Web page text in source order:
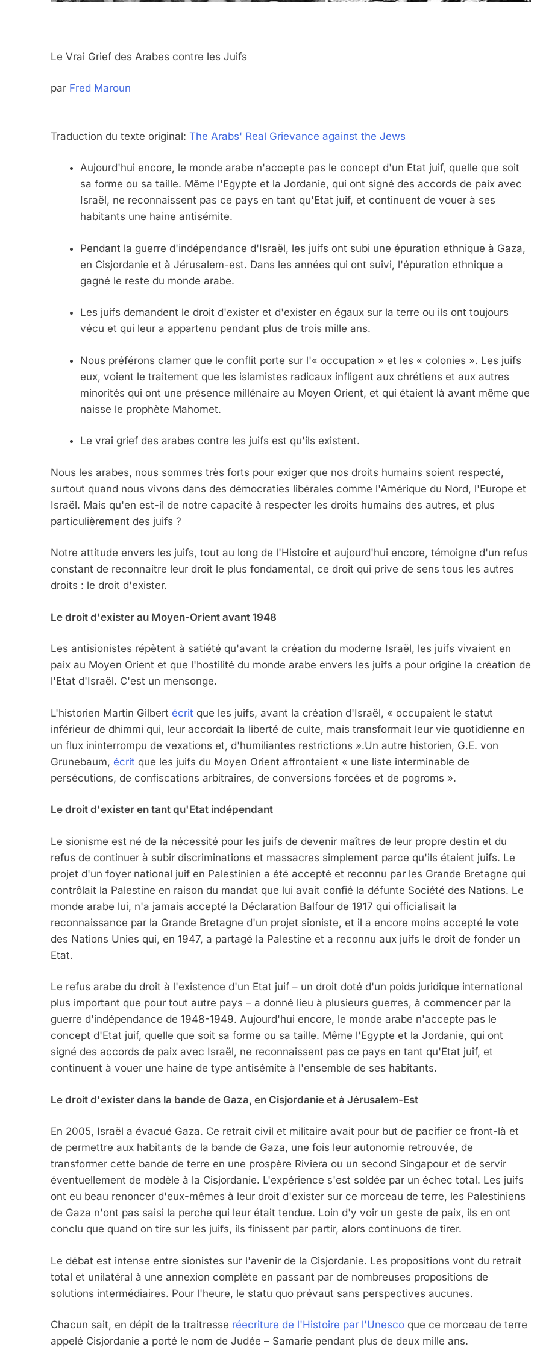
Le Vrai Grief des Arabes contre les Juifs
par Fred Maroun
Traduction du texte original: The Arabs' Real Grievance against the Jews
Aujourd'hui encore, le monde arabe n'accepte pas le concept d'un Etat juif, quelle que soit
sa forme ou sa taille. Même l'Egypte et la Jordanie, qui ont signé des accords de paix avec
Israël, ne reconnaissent pas ce pays en tant qu'Etat juif, et continuent de vouer à ses
habitants une haine antisémite.
Pendant la guerre d'indépendance d'Israël, les juifs ont subi une épuration ethnique à Gaza,
en Cisjordanie et à Jérusalem-est. Dans les années qui ont suivi, l'épuration ethnique a
gagné le reste du monde arabe.
Les juifs demandent le droit d'exister et d'exister en égaux sur la terre ou ils ont toujours
vécu et qui leur a appartenu pendant plus de trois mille ans.
Nous préférons clamer que le conflit porte sur l'« occupation » et les « colonies ». Les juifs
eux, voient le traitement que les islamistes radicaux infligent aux chrétiens et aux autres
minorités qui ont une présence millénaire au Moyen Orient, et qui étaient là avant même que
naisse le prophète Mahomet.
Le vrai grief des arabes contre les juifs est qu'ils existent.
Nous les arabes, nous sommes très forts pour exiger que nos droits humains soient respecté,
surtout quand nous vivons dans des démocraties libérales comme l'Amérique du Nord, l'Europe et
Israël. Mais qu'en est-il de notre capacité à respecter les droits humains des autres, et plus
particulièrement des juifs ?
Notre attitude envers les juifs, tout au long de l'Histoire et aujourd'hui encore, témoigne d'un refus
constant de reconnaitre leur droit le plus fondamental, ce droit qui prive de sens tous les autres
droits : le droit d'exister.
Le droit d'exister au Moyen-Orient avant 1948
Les antisionistes répètent à satiété qu'avant la création du moderne Israël, les juifs vivaient en
paix au Moyen Orient et que l'hostilité du monde arabe envers les juifs a pour origine la création de
l'Etat d'Israël. C'est un mensonge.
L'historien Martin Gilbert écrit que les juifs, avant la création d'Israël, « occupaient le statut
inférieur de dhimmi qui, leur accordait la liberté de culte, mais transformait leur vie quotidienne en
un flux ininterrompu de vexations et, d'humiliantes restrictions ».Un autre historien, G.E. von
Grunebaum, écrit que les juifs du Moyen Orient affrontaient « une liste interminable de
persécutions, de confiscations arbitraires, de conversions forcées et de pogroms ».
Le droit d'exister en tant qu'Etat indépendant
Le sionisme est né de la nécessité pour les juifs de devenir maîtres de leur propre destin et du
refus de continuer à subir discriminations et massacres simplement parce qu'ils étaient juifs. Le
projet d'un foyer national juif en Palestinien a été accepté et reconnu par les Grande Bretagne qui
contrôlait la Palestine en raison du mandat que lui avait confié la défunte Société des Nations. Le
monde arabe lui, n'a jamais accepté la Déclaration Balfour de 1917 qui officialisait la
reconnaissance par la Grande Bretagne d'un projet sioniste, et il a encore moins accepté le vote
des Nations Unies qui, en 1947, a partagé la Palestine et a reconnu aux juifs le droit de fonder un
Etat.
Le refus arabe du droit à l'existence d'un Etat juif – un droit doté d'un poids juridique international
plus important que pour tout autre pays – a donné lieu à plusieurs guerres, à commencer par la
guerre d'indépendance de 1948-1949. Aujourd'hui encore, le monde arabe n'accepte pas le
concept d'Etat juif, quelle que soit sa forme ou sa taille. Même l'Egypte et la Jordanie, qui ont
signé des accords de paix avec Israël, ne reconnaissent pas ce pays en tant qu'Etat juif, et
continuent à vouer une haine de type antisémite à l'ensemble de ses habitants.
Le droit d'exister dans la bande de Gaza, en Cisjordanie et à Jérusalem-Est
En 2005, Israël a évacué Gaza. Ce retrait civil et militaire avait pour but de pacifier ce front-là et
de permettre aux habitants de la bande de Gaza, une fois leur autonomie retrouvée, de
transformer cette bande de terre en une prospère Riviera ou un second Singapour et de servir
éventuellement de modèle à la Cisjordanie. L'expérience s'est soldée par un échec total. Les juifs
ont eu beau renoncer d'eux-mêmes à leur droit d'exister sur ce morceau de terre, les Palestiniens
de Gaza n'ont pas saisi la perche qui leur était tendue. Loin d'y voir un geste de paix, ils en ont
conclu que quand on tire sur les juifs, ils finissent par partir, alors continuons de tirer.
Le débat est intense entre sionistes sur l'avenir de la Cisjordanie. Les propositions vont du retrait
total et unilatéral à une annexion complète en passant par de nombreuses propositions de
solutions intermédiaires. Pour l'heure, le statu quo prévaut sans perspectives aucunes.
Chacun sait, en dépit de la traitresse réecriture de l'Histoire par l'Unesco que ce morceau de terre
appelé Cisjordanie a porté le nom de Judée – Samarie pendant plus de deux mille ans.